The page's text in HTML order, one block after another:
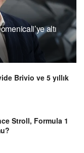
altı
Brivio ve 5 yıllık
Stroll, Formula 1